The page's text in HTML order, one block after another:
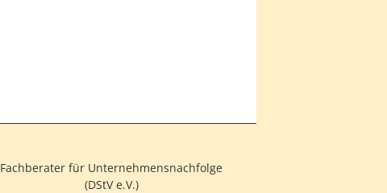
Fachberater für Unternehmensnachfolge
(DStV e.V.)